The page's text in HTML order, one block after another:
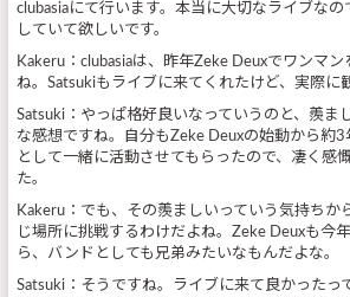
clubasiaにて行います。本当に大切なライブな
していて欲しいです。
Kakeru：clubasiaは、昨年Zeke Deuxでワンマ
ね。Satsukiもライブに来てくれたけど、実際に
Satsuki：やっぱ格好良いなっていうのと、羨ま
な感想ですね。自分もZeke Deuxの始動から約
として一緒に活動させてもらったので、凄く感
た。
Kakeru：でも、その羨ましいっていう気持ちか
じ場所に挑戦するわけだよね。Zeke Deuxも今
ら、バンドとしても兄弟みたいなもんだよな。
Satsuki：そうですね。ライブに来て良かったっ